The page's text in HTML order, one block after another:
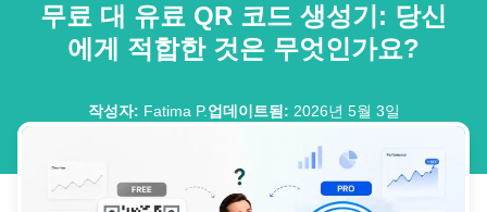
무료 대 유료 QR 코드 생성기: 당신
에게 적합한 것은 무엇인가요?
작성자: Fatima P.업데이트됨 : 2026년 5월 3일